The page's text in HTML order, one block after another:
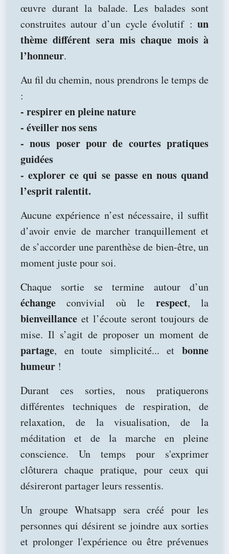
œuvre durant la balade. Les balades sont
construites autour d’un cycle évolutif : un
thème différent sera mis chaque mois à
l’honneur.
Au fil du chemin, nous prendrons le temps de
:
- respirer en pleine nature
- éveiller nos sens
- nous poser pour de courtes pratiques
guidées
- explorer ce qui se passe en nous quand
l’esprit ralentit.
Aucune expérience n’est nécessaire, il suffit
d’avoir envie de marcher tranquillement et
de s’accorder une parenthèse de bien-être, un
moment juste pour soi.
Chaque sortie se termine autour d’un
échangeconvivial où le respect, la
bienveillance et l’écoute seront toujours de
mise. Il s’agit de proposer un moment de
partage, en toute simplicité... et bonne
humeur !
Durant ces sorties, nous pratiquerons
différentes techniques de respiration, de
relaxation, de la visualisation, de la
méditation et de la marche en pleine
conscience. Un temps pour s'exprimer
clôturera chaque pratique, pour ceux qui
désireront partager leurs ressentis.
Un groupe Whatsapp sera créé pour les
personnes qui désirent se joindre aux sorties
et prolonger l'expérience ou être prévenues